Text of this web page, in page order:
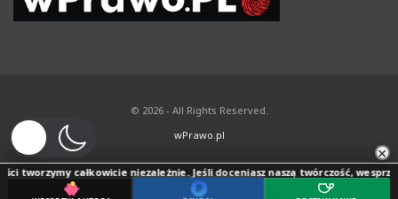
© 2026 - All Rights Reserved.
wPrawo.pl
×
tworzymy całkowicie niezależnie. Jeśli doceniasz naszą twórczość, wesprzyj